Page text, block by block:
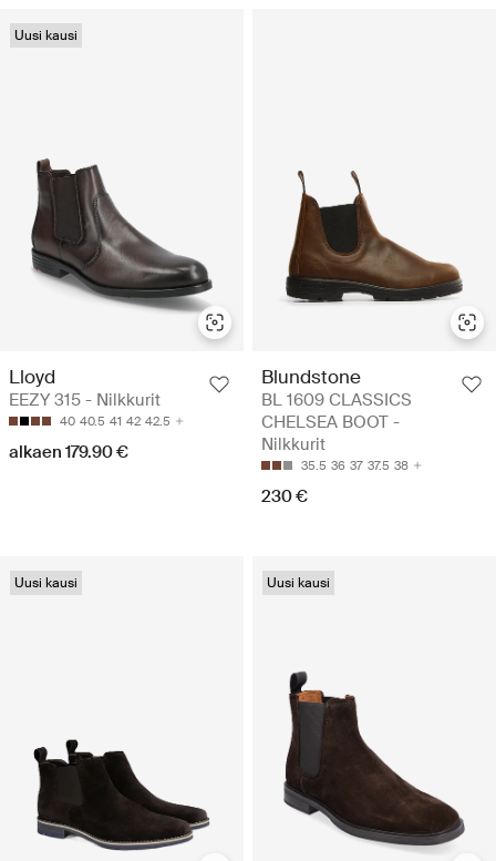
Uusi kausi
Lloyd
EEZY 315 - Nilkkurit
40 40.5 41 42 42.5
alkaen 179.90 €
Blundstone
BL 1609 CLASSICS
CHELSEA BOOT -
Nilkkurit
35.5 36 37 37.5 38
230 €
Uusi kausi Uusi kausi